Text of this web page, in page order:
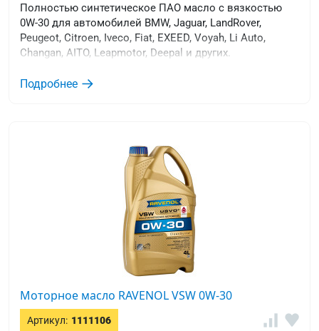
Полностью синтетическое ПАО масло с вязкостью
0W-30 для автомобилей BMW, Jaguar, LandRover,
Peugeot, Citroen, Iveco, Fiat, EXEED, Voyah, Li Auto,
Changan, AITO, Leapmotor, Deepal и других.
Подробнее
Моторное масло RAVENOL VSW 0W-30
Артикул: 1111106